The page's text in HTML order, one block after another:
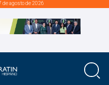
de agosto de 2026